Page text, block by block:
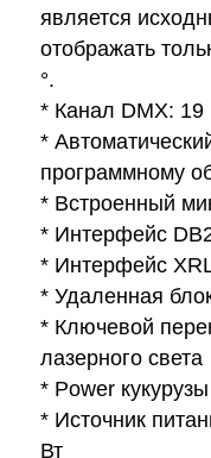
является
отображать
°.
* Канал DMX: 19
*
программному
* Встроенный
* Интерфейс
* Интерфейс
* Удаленная
* Ключевой
лазерного света
* Power
* Источник
Вт